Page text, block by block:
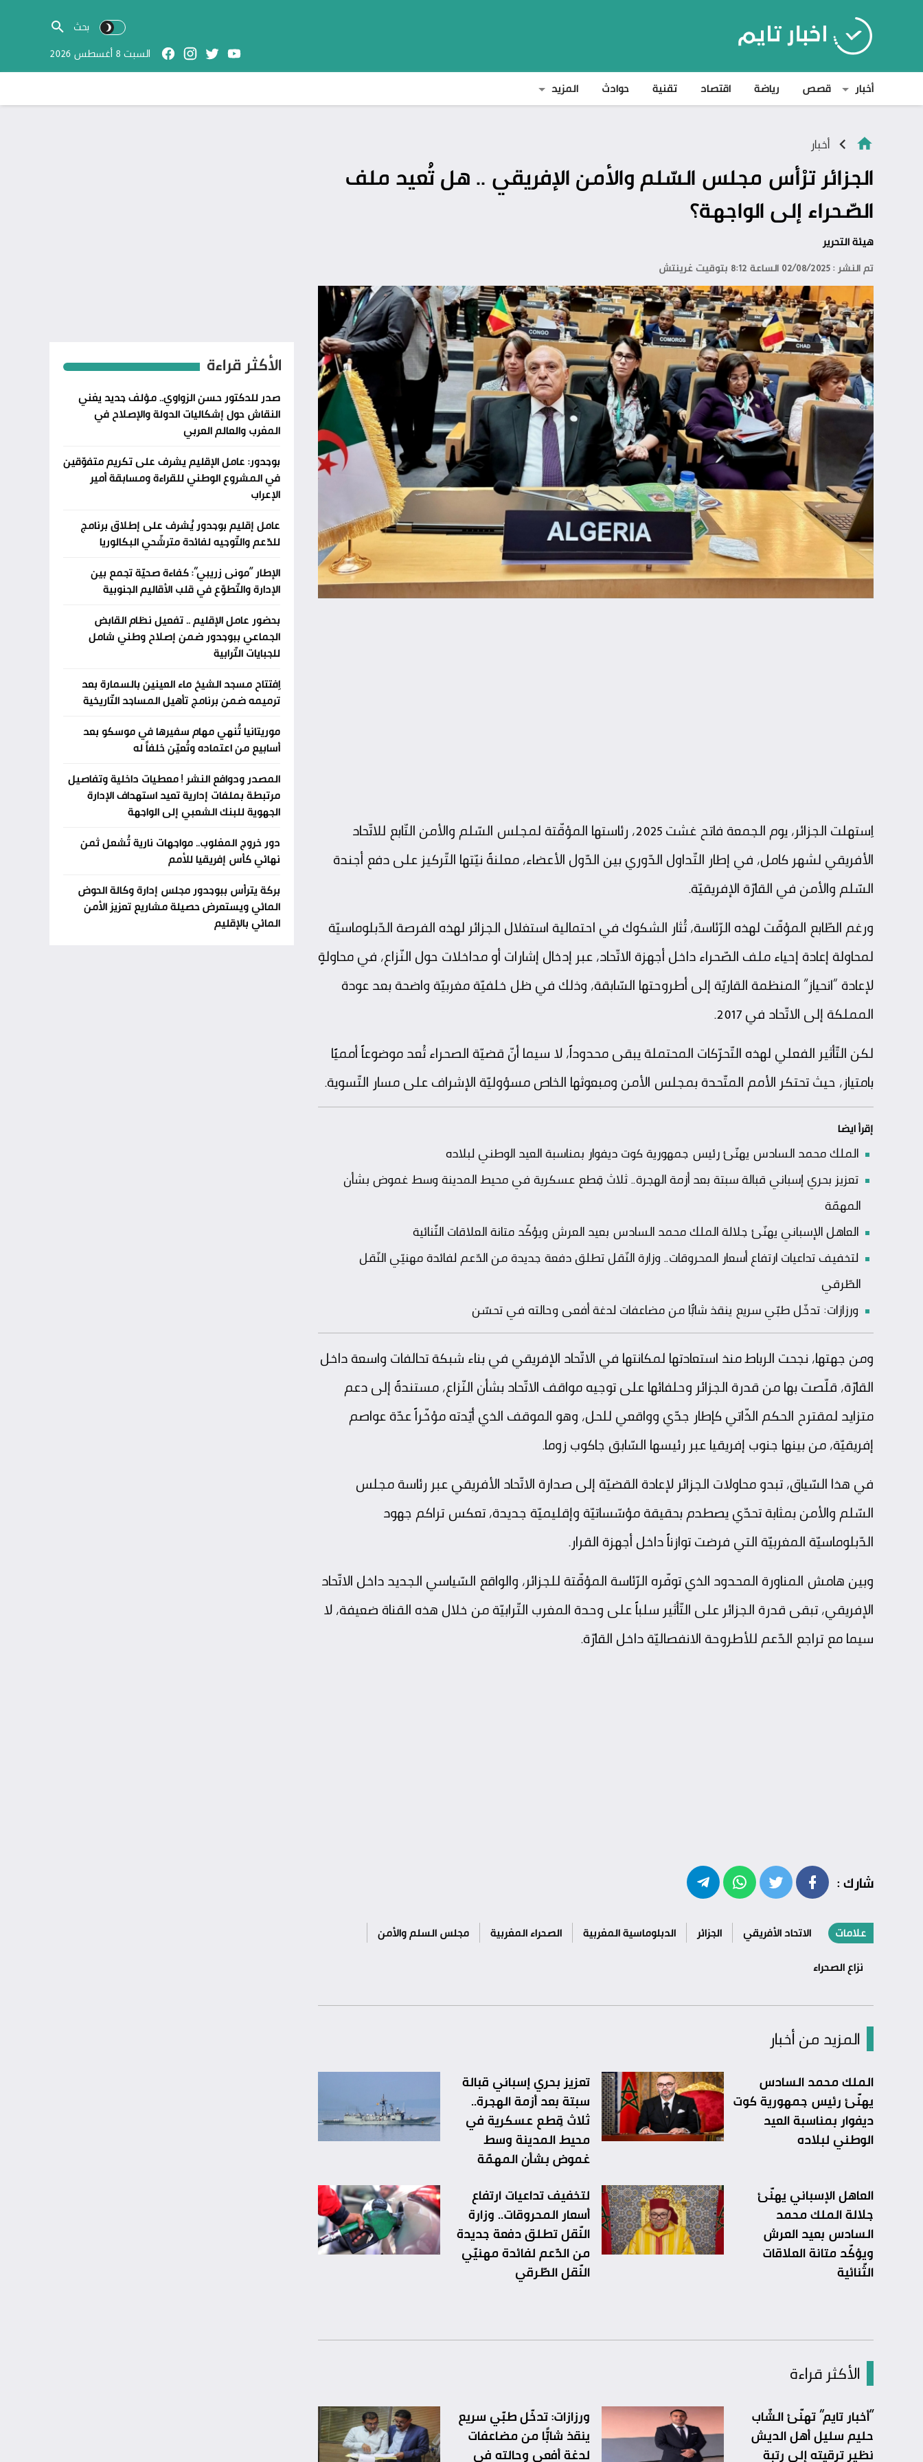
السبت 8 أغسطس 2026
أخبار
قصص رياضة اقتصاد تقنية حوادث المزيد
أخبار
الجزائر ترْأس مجلس السّلم والأمن الإفريقي .. هل تُعيد ملف
الصّحراء إلى الواجهة؟
هيئة التحرير
تم النشر : 02/08/2025 الساعة 8:12 بتوقيت غرينتش
اِستهلتالجزائر
، يوم الجمعة فاتح غشت 2025، رئاستها المؤقّتة لمجلس السّلم والأمن التّابع للاتّحاد
الأفريقي لشهر كامل، في إطار التّداول الدّوري بين الدّول الأعضاء، معلنةً نيّتها التّركيز على دفع أجندة
السّلم والأمن في القارّة الإفريقيّة.
ورغم الطّابع المؤقّت لهذه الرّئاسة، تُثار الشكوك في احتمالية استغلال الجزائر لهذه الفرصة الدّبلوماسيّة
لمحاولة إعادة إحياء ملف الصّحراء داخل أجهزة الاتّحاد، عبر إدخال إشارات أو مداخلات حول النّزاع، في محاولةٍ
لإعادة “انحياز” المنظمة القاريّة إلى أطروحتها السّابقة، وذلك في ظل خلفيّة مغربيّة واضحة بعد عودة
المملكة إلى الاتّحاد في 2017.
لكن التّأثير الفعلي لهذه التّحرّكات المحتملة يبقى محدوداً، لا سيما أنّ قضيّة الصحراء تُعد موضوعاً أمميًا
بامتياز، حيث تحتكر الأمم المتّحدة بمجلس الأمن ومبعوثها الخاص مسؤوليّة الإشراف على مسار التّسوية.
إقرأ ايضا
الملك محمد السادس يهنّئ رئيس جمهورية كوت ديفوار بمناسبة العيد الوطني لبلاده
تعزيز بحري إسباني قبالة سبتة بعد أزمة الهجرة.. ثلاث قِطع عسكرية في محيط المدينة وسط غموض بشأن
المهمّة
العاهل الإسباني يهنّئ جلالة الملك محمد السادس بعيد العرش ويؤكّد متانة العلاقات الثّنائية
لتخفيف تداعيات ارتفاع أسعار المحروقات.. وزارة النّقل تطلق دفعة جديدة من الدّعم لفائدة مهنيّي النّقل
الطّرقي
ورزازات: تدخّل طبّي سريع ينقذ شابًّا من مضاعفات لدغة أفعى وحالته في تحسّن
ومن جهتها، نجحت الرباط منذ استعادتها لمكانتها في الاتّحاد الإفريقي في بناء شبكة تحالفات واسعة داخل
القارّة، قلّصت بها من قدرة الجزائر وحلفائها على توجيه مواقف الاتّحاد بشأن النّزاع، مستندةً إلى دعم
متزايد لمقترحالحكم الذّاتيكإطار جدّي وواقعي للحل، وهو الموقف الذي أيّدته مؤخّراً عدّة عواصم
إفريقيّة، من بينهاجنوب إفريقياعبر رئيسها السّابقجاكوب زوما.
في هذا السّياق، تبدو محاولات الجزائر لإعادة القضيّة إلى صدارة الاتّحاد الأفريقي عبر رئاسة مجلس
السّلم والأمن بمثابة تحدّي يصطدم بحقيقة مؤسّساتيّة وإقليميّة جديدة، تعكس تراكم جهود
الدّبلوماسيّة المغربيّة التي فرضت توازناً داخل أجهزة القرار.
وبين هامش المناورة المحدود الذي توفّره الرّئاسة المؤقّتة للجزائر، والواقع السّياسي الجديد داخل الاتّحاد
الإفريقي، تبقى قدرة الجزائر على التّأثير سلباً على وحدة المغرب التّرابيّة من خلال هذه القناة ضعيفة، لا
سيما مع تراجع الدّعم للأطروحة الانفصاليّة داخل القارّة.
شارك :
علامات الاتحاد الأفريقي الجزائر الدبلوماسية المغربية الصحراء المغربية
مجلس السلم والأمن
نزاع الصحراء
المزيد من أخبار
الملك محمد السادس
يهنّئ رئيس جمهورية كوت
ديفوار بمناسبة العيد
الوطني لبلاده
تعزيز بحري إسباني قبالة
سبتة بعد أزمة الهجرة..
ثلاث قِطع عسكرية في
محيط المدينة وسط
غموض بشأن المهمّة
العاهل الإسباني يهنّئ
جلالة الملك محمد
السادس بعيد العرش
ويؤكّد متانة العلاقات
الثّنائية
لتخفيف تداعيات ارتفاع
أسعار المحروقات.. وزارة
النّقل تطلق دفعة جديدة
من الدّعم لفائدة مهنيّي
النّقل الطّرقي
الأكثر قراءة
“أخبار تايم” تهنّئ الشّاب
حليم سليل أهل الديش
نظير ترقيته إلى رتبة
ورزازات: تدخّل طبّي سريع
ينقذ شابًّا من مضاعفات
لدغة أفعى وحالته في
الأكثر قراءة
صدر للدكتور حسن الزواوي.. مؤلف جديد يغني
النقاش حول إشكاليات الدولة والإصلاح في
المغرب والعالم العربي
بوجدور: عامل الإقليم يشرف على تكريم متفوّقين
في المشروع الوطني للقراءة ومسابقة أمير
الإعراب
عامل إقليم بوجدور يُشرف على إطلاق برنامج
للدّعم والتّوجيه لفائدة مترشّحي البكالوريا
الإطار “مونى زريبي”: كفاءة صحيّة تجمع بين
الإدارة والتّطوّع في قلب الأقاليم الجنوبية
بحضور عامل الإقليم .. تفعيل نظام القابض
الجماعي ببوجدور ضمن إصلاح وطني شامل
للجبايات التّرابية
اِفتتاح مسجد الشيخ ماء العينين بالسمارة بعد
ترميمه ضمن برنامج تأهيل المساجد التّاريخية
موريتانيا تُنهي مهام سفيرها في موسكو بعد
أسابيع من اعتماده وتُعيّن خلفاً له
المصدر ودوافع النشر ! معطيات داخلية وتفاصيل
مرتبطة بملفات إدارية تعيد استهداف الإدارة
الجهوية للبنك الشعبي إلى الواجهة
دور خروج المغلوب.. مواجهات نارية تُشعل ثمن
نهائي كأس إفريقيا للأمم
بركة يترأس ببوجدور مجلس إدارة وكالة الحوض
المائي ويستعرض حصيلة مشاريع تعزيز الأمن
المائي بالإقليم